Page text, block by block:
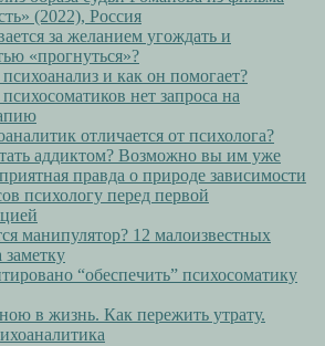
(2022), Россия
за желанием угождать и
«прогнуться»?
психоанализ и как он помогает?
нет запроса на
отличается от психолога?
аддиктом? Возможно вы им уже
правда о природе зависимости
психологу перед первой
манипулятор? 12 малоизвестных
заметку
“обеспечить” психосоматику
в жизнь. Как пережить утрату.